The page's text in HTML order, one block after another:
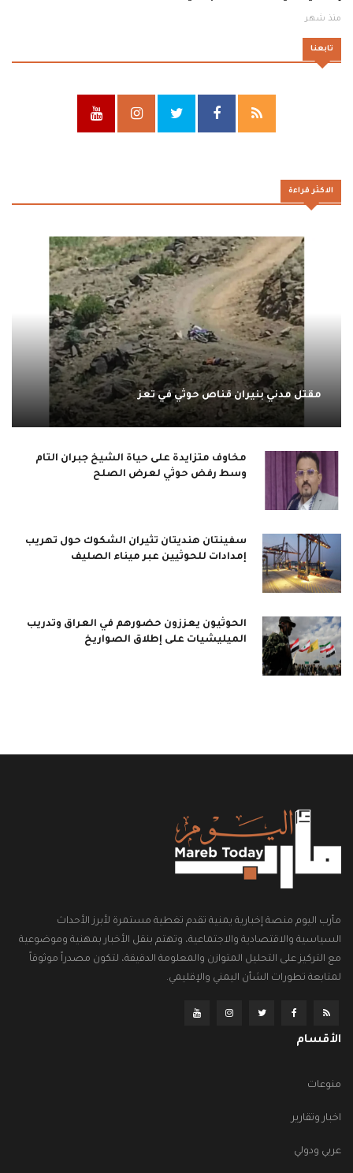
منذ شهر
تابعنا
الاكثر قراءة
مقتل مدني بنيران قناص حوثي في تعز
مخاوف متزايدة على حياة الشيخ جبران التام
وسط رفض حوثي لعرض الصلح
سفينتان هنديتان تثيران الشكوك حول تهريب
إمدادات للحوثيين عبر ميناء الصليف
الحوثيون يعززون حضورهم في العراق وتدريب
الميليشيات على إطلاق الصواريخ
مأرب اليوم منصة إخبارية يمنية تقدم تغطية مستمرة لأبرز الأحداث
السياسية والاقتصادية والاجتماعية، وتهتم بنقل الأخبار بمهنية وموضوعية
مع التركيز على التحليل المتوازن والمعلومة الدقيقة، لتكون مصدراً موثوقاً
لمتابعة تطورات الشأن اليمني والإقليمي.
الأقسام
منوعات
اخبار وتقارير
عربي ودولي